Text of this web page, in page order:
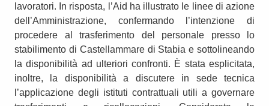
lavoratori. In risposta, l’Aid ha illustrato le linee di azione
dell’Amministrazione, confermando l’intenzione di
procedere al trasferimento del personale presso lo
stabilimento di Castellammare di Stabia e sottolineando
la disponibilità ad ulteriori confronti. È stata esplicitata,
inoltre, la disponibilità a discutere in sede tecnica
l’applicazione degli istituti contrattuali utili a governare